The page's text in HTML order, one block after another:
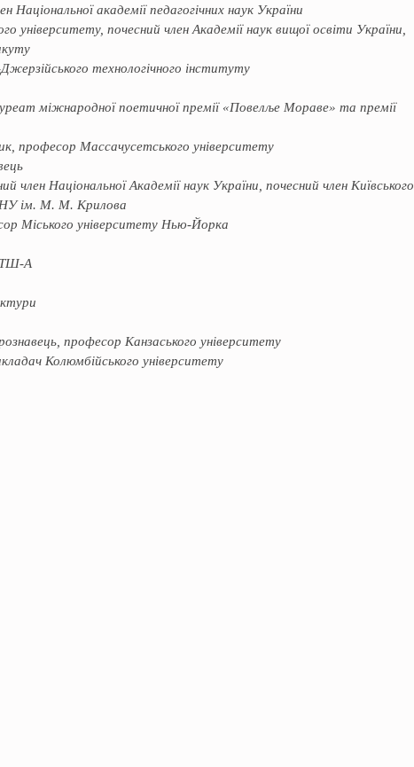
академії педагогічних наук України
університету, почесний член Академії наук вищої освіти України,
технологічного інституту
міжнародної поетичної премії «Повелље Мораве» та премії
професор Массачусетського університету
член Національної Академії наук України, почесний член Київського
ім. М. М. Крилова
Міського університету Нью-Йорка
А
професор Канзаського університету
Колюмбійського університету